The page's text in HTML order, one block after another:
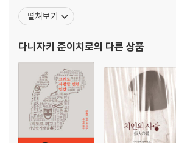
의 아름다운 문체로 탐구하였다. 한평생 작풍
등을 실험하며 다채로운 변화를 추구하였고,
바탕을 둔 환상 소설, 그로테스크한 블랙 유머,
펼쳐보기
다니자키 준이치로의 다른 상품